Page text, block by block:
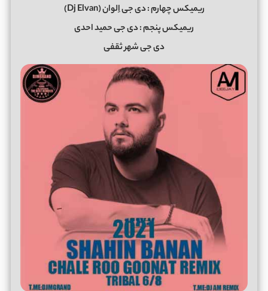
ریمیکس چهارم : دی جی اِلوان (Dj Elvan)
ریمیکس پنجم : دی جی حمید احدی
دی جی شهر ثقفی